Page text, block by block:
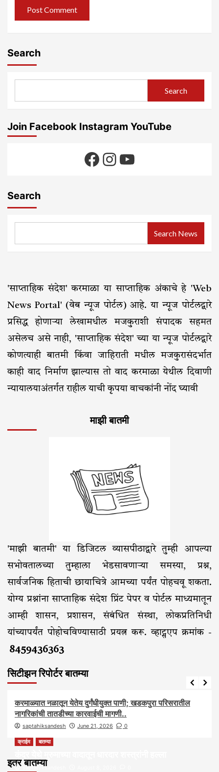
Search
Search
Join Facebook Instagram YouTube
Facebook
Instagram
YouTube
Search
Search News
'साप्ताहिक संदेश' करमाळा या साप्ताहिक अंकाचे हे 'Web
News Portal' (वेब न्यूज पोर्टल) आहे. या न्यूज पोर्टलद्वारे
प्रसिद्ध होणाऱ्या लेखामधील मजकुराशी संपादक सहमत
असेलच असे नाही, 'साप्ताहिक संदेश' च्या या न्यूज पोर्टलद्वारे
कोणत्याही बातमी किंवा जाहिराती मधील मजकुरासंदर्भात
काही वाद निर्माण झाल्यास तो वाद करमाळा येथील दिवाणी
न्यायालयाअंतर्गत राहील याची कृपया वाचकांनी नोंद घ्यावी
माझी बातमी
'माझी बातमी' या डिजिटल व्यासपीठाद्वारे तुम्ही आपल्या
सभोवतालच्या तुम्हाला भेडसावणाऱ्या समस्या, प्रश्न,
सार्वजनिक हिताची छायाचित्रे आमच्या पर्यंत पोहचवू शकता.
योग्य प्रश्नांना साप्ताहिक संदेश प्रिंट पेपर व पोर्टल माध्यमातून
आम्ही शासन, प्रशासन, संबंधित संस्था, लोकप्रतिनिधी
यांच्यापर्यंत पोहोचविण्यासाठी प्रयत्न करू. व्हाट्सएप क्रमांक -
8459436363
सिटीझन रिपोर्टर बातम्या
आरोग्य आवाज जनतेचा बातम्या
करमाळ्यात नळातून येतेय दुर्गंधीयुक्त पाणी; खडकपुरा परिसरातील
नागरिकांची तातडीच्या कारवाईची मागणी..
saptahiksandesh June 21, 2026 0
इतर बातम्या
क्राईम बातम्या
saptahiksandesh